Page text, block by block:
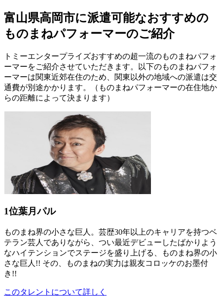
富山県高岡市に派遣可能なおすすめの
ものまねパフォーマーのご紹介
トミーエンタープライズおすすめの超一流のものまねパフォ
ーマーをご紹介させていただきます。以下のものまねパフォ
ーマーは関東近郊在住のため、関東以外の地域への派遣は交
通費が別途かかります。（ものまねパフォーマーの在住地か
らの距離によって決まります）
1位葉月パル
ものまね界の小さな巨人。芸歴30年以上のキャリアを持つベ
テラン芸人でありながら、つい最近デビューしたばかりよう
なハイテンションでステージを盛り上げる、ものまね界の小
さな巨人!! その、ものまねの実力は親友コロッケのお墨付
き!!
このタレントについて詳しく